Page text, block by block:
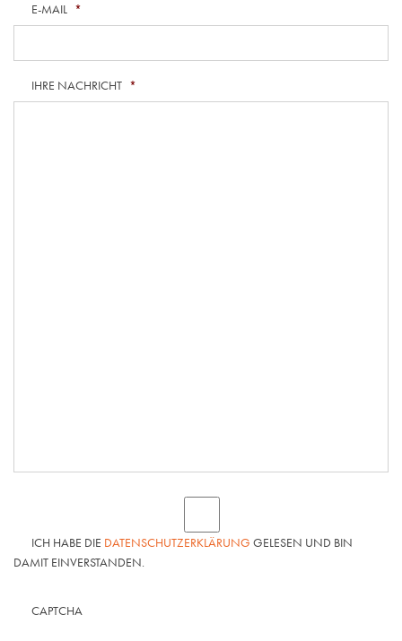
E-MAIL *
IHRE NACHRICHT *
ICH HABE DIE DATENSCHUTZERKLÄRUNG GELESEN UND BIN
DAMIT EINVERSTANDEN.
CAPTCHA